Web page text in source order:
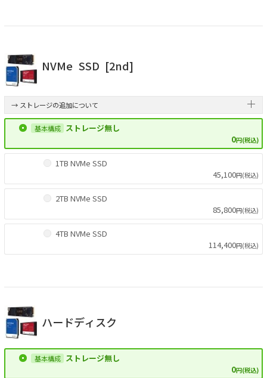
NVMe SSD [2nd]
→ ストレージの追加について
ストレージ無し
0円(税込)
1TB NVMe SSD
45,100円(税込)
2TB NVMe SSD
85,800円(税込)
4TB NVMe SSD
114,400円(税込)
ハードディスク
ストレージ無し
0円(税込)